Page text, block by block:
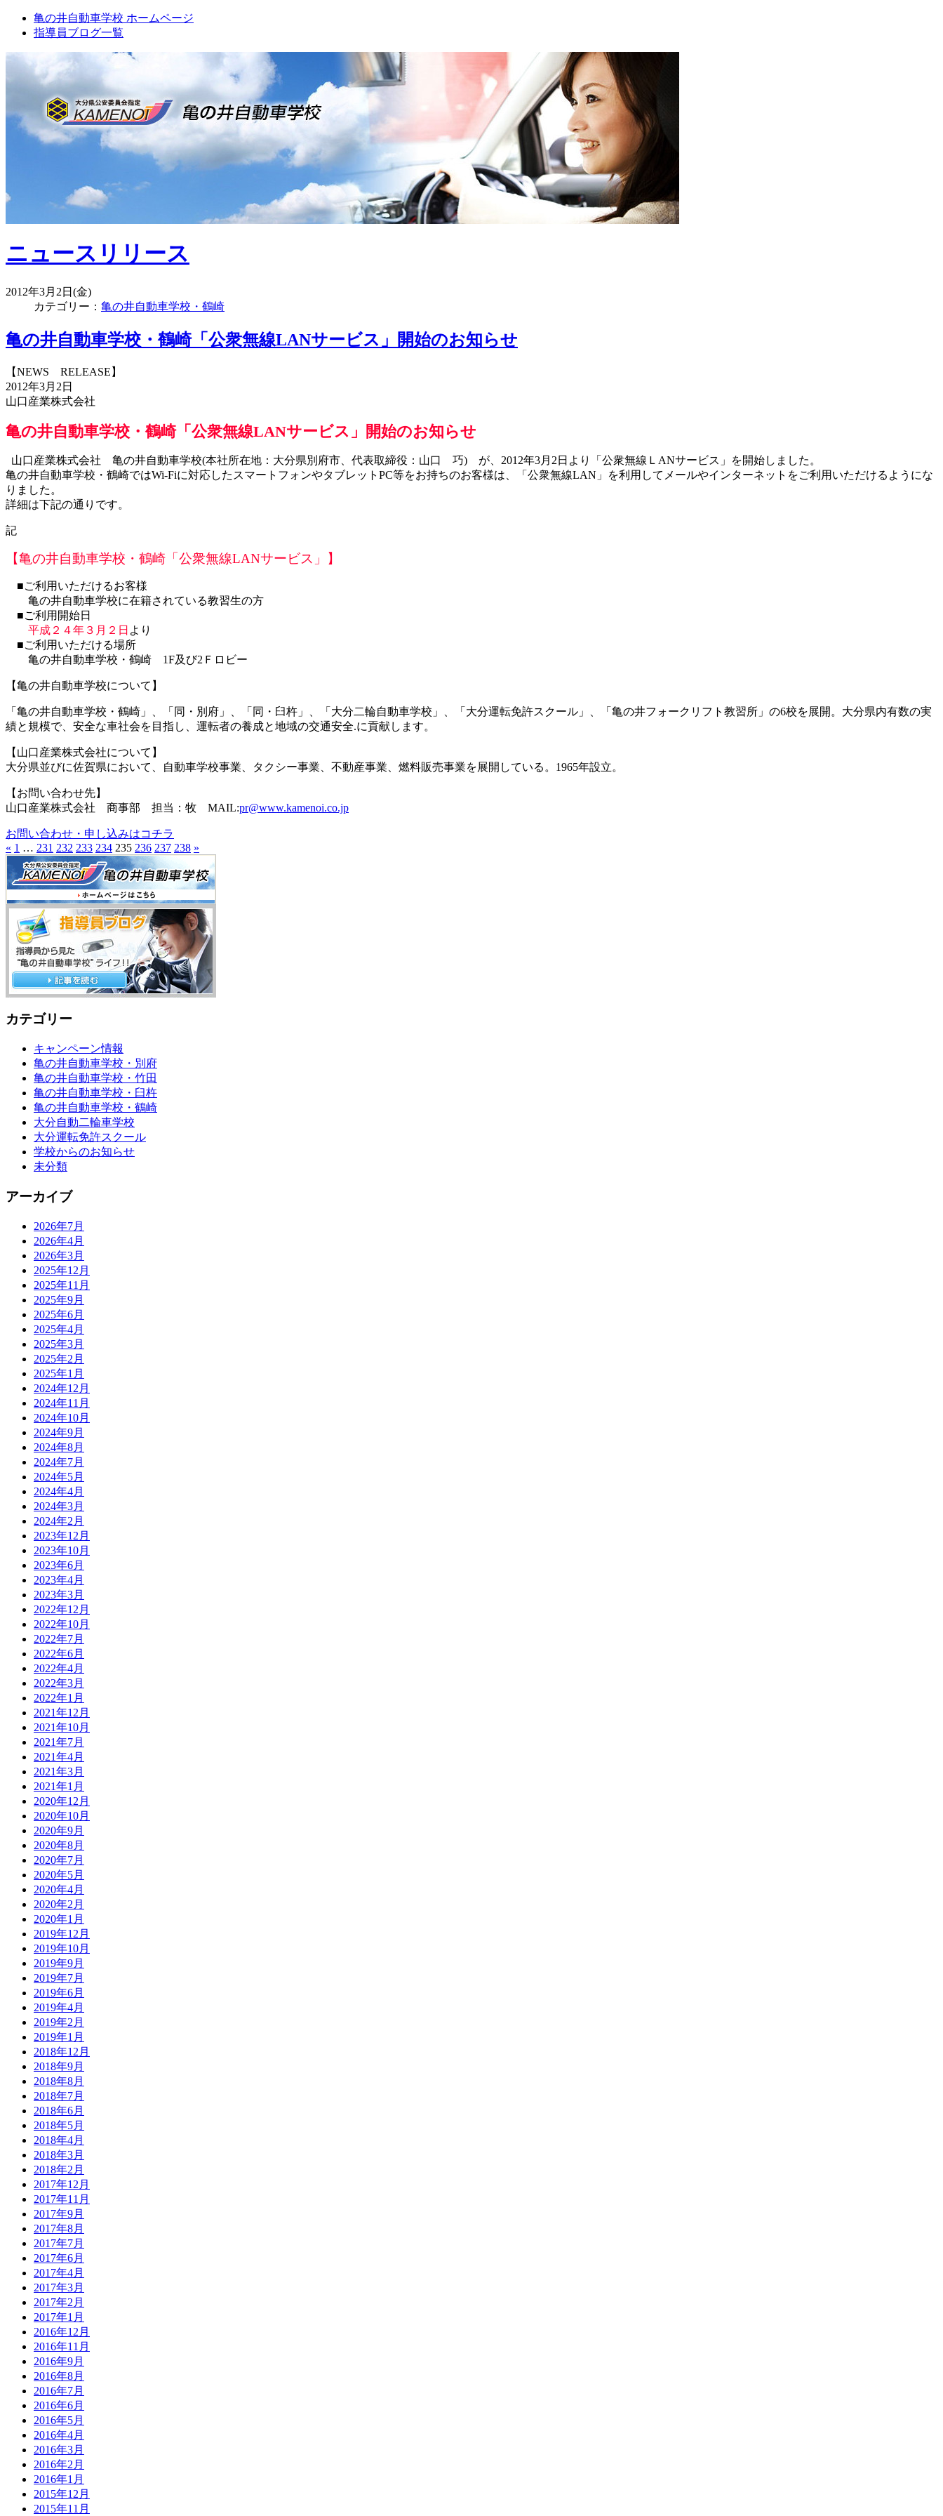
亀の井自動車学校 ホームページ
指導員ブログ一覧
ニュースリリース
2012年3月2日(金)
カテゴリー： 亀の井自動車学校・鶴崎
亀の井自動車学校・鶴崎「公衆無線LANサービス」開始のお知らせ
【NEWS RELEASE】
2012年3月2日
山口産業株式会社
亀の井自動車学校・鶴崎「公衆無線LANサービス」開始のお知らせ
山口産業株式会社 亀の井自動車学校(本社所在地：大分県別府市、代表取締役：山口 巧) が、2012年3月2日より「公衆無線ＬANサービス」を開始しました。
亀の井自動車学校・鶴崎ではWi-Fiに対応したスマートフォンやタブレットPC等をお持ちのお客様は、「公衆無線LAN」を利用してメールやインターネットをご利用いただけるようにな
りました。
詳細は下記の通りです。
記
【亀の井自動車学校・鶴崎「公衆無線LANサービス」】
■ご利用いただけるお客様
亀の井自動車学校に在籍されている教習生の方
■ご利用開始日
平成２４年３月２日 より
■ご利用いただける場所
亀の井自動車学校・鶴崎 1F及び2Ｆロビー
【亀の井自動車学校について】
「亀の井自動車学校・鶴崎」、「同・別府」、「同・臼杵」、「大分二輪自動車学校」、「大分運転免許スクール」、「亀の井フォークリフト教習所」の6校を展開。大分県内有数の実
績と規模で、安全な車社会を目指し、運転者の養成と地域の交通安全.に貢献します。
【山口産業株式会社について】
大分県並びに佐賀県において、自動車学校事業、タクシー事業、不動産事業、燃料販売事業を展開している。1965年設立。
【お問い合わせ先】
山口産業株式会社 商事部 担当：牧 MAIL:pr@www.kamenoi.co.jp
お問い合わせ・申し込みはコチラ
« 1 … 231 232 233 234 235 236 237 238 »
カテゴリー
キャンペーン情報
亀の井自動車学校・別府
亀の井自動車学校・竹田
亀の井自動車学校・臼杵
亀の井自動車学校・鶴崎
大分自動二輪車学校
大分運転免許スクール
学校からのお知らせ
未分類
アーカイブ
2026年7月
2026年4月
2026年3月
2025年12月
2025年11月
2025年9月
2025年6月
2025年4月
2025年3月
2025年2月
2025年1月
2024年12月
2024年11月
2024年10月
2024年9月
2024年8月
2024年7月
2024年5月
2024年4月
2024年3月
2024年2月
2023年12月
2023年10月
2023年6月
2023年4月
2023年3月
2022年12月
2022年10月
2022年7月
2022年6月
2022年4月
2022年3月
2022年1月
2021年12月
2021年10月
2021年7月
2021年4月
2021年3月
2021年1月
2020年12月
2020年10月
2020年9月
2020年8月
2020年7月
2020年5月
2020年4月
2020年2月
2020年1月
2019年12月
2019年10月
2019年9月
2019年7月
2019年6月
2019年4月
2019年2月
2019年1月
2018年12月
2018年9月
2018年8月
2018年7月
2018年6月
2018年5月
2018年4月
2018年3月
2018年2月
2017年12月
2017年11月
2017年9月
2017年8月
2017年7月
2017年6月
2017年4月
2017年3月
2017年2月
2017年1月
2016年12月
2016年11月
2016年9月
2016年8月
2016年7月
2016年6月
2016年5月
2016年4月
2016年3月
2016年2月
2016年1月
2015年12月
2015年11月